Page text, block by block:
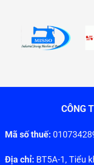
CÔNG
Mã số thuế:
Địa chỉ: BT5A-1, Tiểu